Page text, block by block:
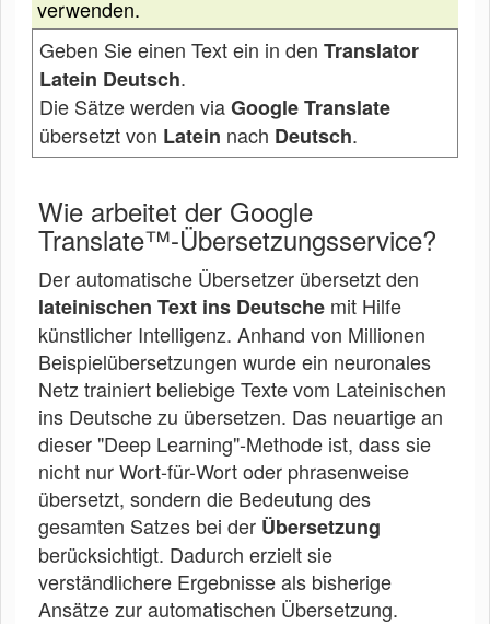
verwenden.
Geben Sie einen Text ein in den Translator
Latein Deutsch.
Die Sätze werden viaGoogle Translate
übersetzt von Latein nach Deutsch.
Wie arbeitet der Google
Translate™-Übersetzungsservice?
Der automatische Übersetzer übersetzt den
lateinischen Text ins Deutsche mit Hilfe
künstlicher Intelligenz. Anhand von Millionen
Beispielübersetzungen wurde ein neuronales
Netz trainiert beliebige Texte vom Lateinischen
ins Deutsche zu übersetzen. Das neuartige an
dieser "Deep Learning"-Methode ist, dass sie
nicht nur Wort-für-Wort oder phrasenweise
übersetzt, sondern die Bedeutung des
gesamten Satzes bei der Übersetzung
berücksichtigt. Dadurch erzielt sie
verständlichere Ergebnisse als bisherige
Ansätze zur automatischen Übersetzung.